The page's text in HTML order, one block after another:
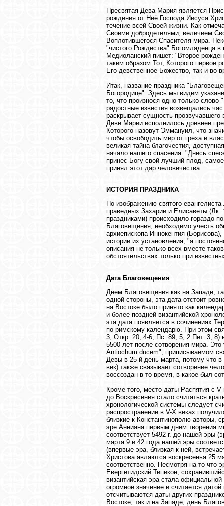
Пресвятая Дева Мария является
рождения от Неё Господа Иисуса
течение всей Своей жизни. Как
Своими добродетелями, величием
Воплотившегося Спасителя мира.
"чистого Рождества" Богомладенца
Медиоланский пишет: "Второе
таким образом Тот, Которого первое
Его девственное Божество, так и
Итак, название праздника
Богородице". Здесь мы видим
то, что произнося одно только
радостные известия возвещались
раскрывает сущность
Деве Марии исполнилось древнее
Которого назовут Эммануил, что
чтобы освободить мир от греха и
великая тайна благочестия,
начало нашего спасения: "Днесь
принес Богу свой лучший плод,
принял этот дар человечества.
ИСТОРИЯ ПРАЗДНИКА
По изображению святого
праведных Захарии и Елисаветы (Лк.
праздниками) происходило гораздо
Благовещения, необходимо учесть
архиепископа Иннокентия
истории их установления, "а
описания не только всех вместе
обстоятельствах только при
Дата Благовещения
Днем Благовещения как на Западе,
одной стороны, эта дата отстоит
на Востоке было принято как
и более поздней византийской
эта дата появляется в сочинениях
по римскому календарю. При этом
3; Откр. 20, 4-6; Пс. 89, 5; 2 Пет. 3, 8)
5500 лет после сотворения мира.
Antiochum ducem", приписываемом
Девы в 25-й день марта, потому что
век) также связывает сотворение
воссоздан в то время, в какое был
Кроме того, место даты Распятия с
до Воскресения стало считаться
хронологической системы следует
распространение в V-X веках
близкие к Константинополю авторы,
эре Анниана первым днем творения
соответствует 5492 г. до нашей эры
марта 9 и 42 года нашей эры
(впервые эра, близкая к ней,
Христова являются воскресенья 25
соответственно. Несмотря на то что
Евергетидский Типикон,
византийская эра стала
огромное значение и считается
отсчитываются даты других
Востоке, так и на Западе, день